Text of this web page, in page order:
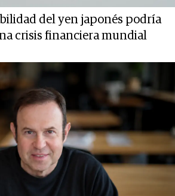
del yen japonés podría
crisis financiera mundial